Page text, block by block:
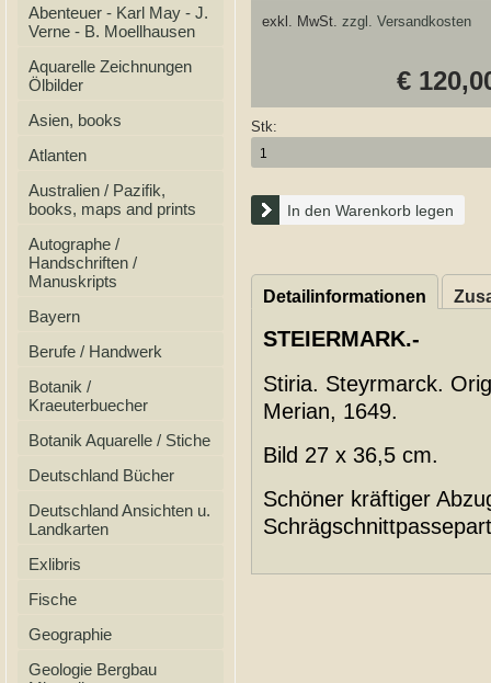
Abenteuer - Karl May - J.
Verne - B. Moellhausen
Aquarelle Zeichnungen
Ölbilder
Asien, books
Atlanten
Australien / Pazifik,
books, maps and prints
Autographe /
Handschriften /
Manuskripts
Bayern
Berufe / Handwerk
Botanik /
Kraeuterbuecher
Botanik Aquarelle / Stiche
Deutschland Bücher
Deutschland Ansichten u.
Landkarten
Exlibris
Fische
Geographie
Geologie Bergbau
exkl. MwSt. zzgl. Versandkosten
€
Stk:
In den Warenkorb legen
Detailinformationen
STEIERMARK.-
Stiria. Steyrmarck.
Merian, 1649.
Bild 27 x 36,5 cm.
Schöner kräftiger